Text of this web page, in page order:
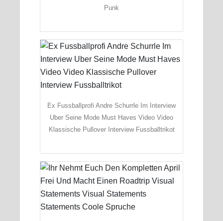
Punk
Ex Fussballprofi Andre Schurrle Im Interview
Uber Seine Mode Must Haves Video Video
Klassische Pullover Interview Fussballtrikot